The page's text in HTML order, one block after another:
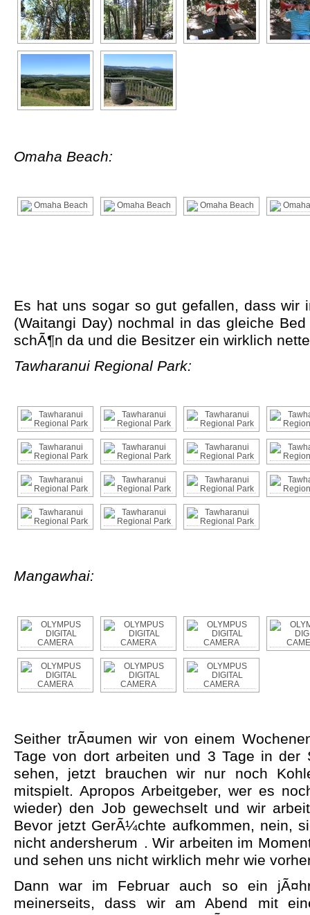
Omaha Beach:
Es hat uns sogar so gut gefallen, dass wir
(Waitangi Day) nochmal in das gleiche
schÃ¶n da und die Besitzer ein wirklich
Tawharanui Regional Park:
Mangawhai:
Seither trÃ¤umen wir von einem
Tage von dort arbeiten und 3 Tage in der
sehen, jetzt brauchen wir nur noch
mitspielt. Apropos Arbeitgeber, wer es
wieder) den Job gewechselt und wir
Bevor jetzt GerÃ¼chte aufkommen, nein,
nicht andersherum . Wir arbeiten im
und sehen uns nicht wirklich mehr wie
Dann war im Februar auch so ein
meinerseits, dass wir am Abend mit